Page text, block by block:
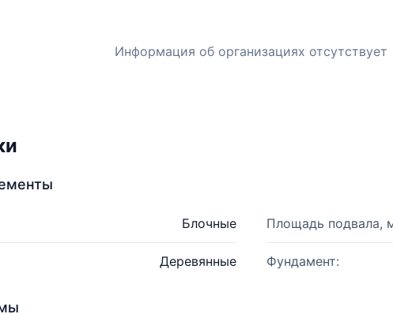
Информация об организациях отсутствует
Блочные Площадь подвала,
Деревянные Фундамент: